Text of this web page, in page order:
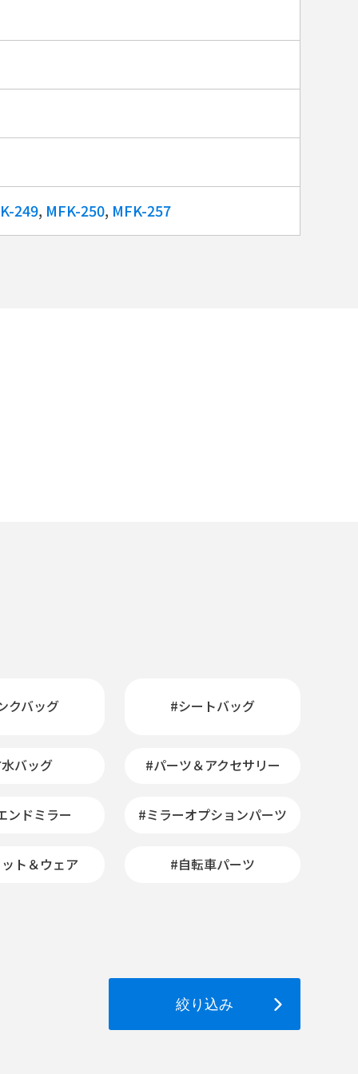
249, MFK-250, MFK-257
クバッグ #シートバッグ
バッグ #パーツ＆アクセサリー
ンドミラー #ミラーオプションパーツ
ト＆ウェア #自転車パーツ
絞り込み